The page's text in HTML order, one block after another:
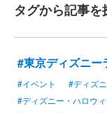
タグから記事を
#東京ディズニー
#イベント #ディズ
#ディズニー・ハロウ